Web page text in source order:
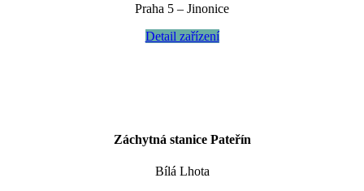
Praha 5 – Jinonice
Detail zařízení
Záchytná stanice Pateřín
Bílá Lhota